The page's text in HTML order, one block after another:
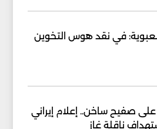
في نقد هوس التخوين
صفيح ساخن.. إعلام إيراني
ناقلة غاز